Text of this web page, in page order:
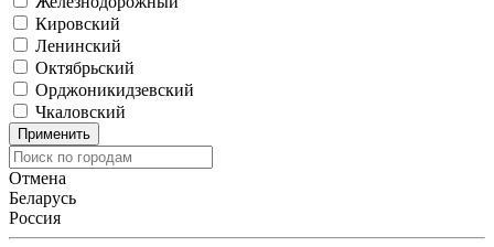
Кировский
Ленинский
Октябрьский
Орджоникидзевский
Чкаловский
Применить
Отмена
Беларусь
Россия